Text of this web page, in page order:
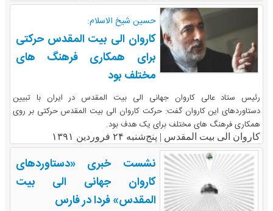
حسین شیخ الاسلام:
کاروان الی بیت المقدس حرکتی
برای همکاری فرهنگ های
مختلف بود
رئیس ستاد عالی کاروان جهانی الی بیت المقدس در ایران با تبیین
دستاوردهای این کاروان گفت: حرکت کاروان الی بیت المقدس حرکتی بر روی
همکاری فرهنگ های مختلف برای یک هدف بود.
کاروان الی بیت المقدس | پنج‌شنبه ۲۴ فروردین ۱۳۹۱
نشست خبری «دستاوردهای
کاروان جهانی الی بیت
المقدس» فردا در فارس